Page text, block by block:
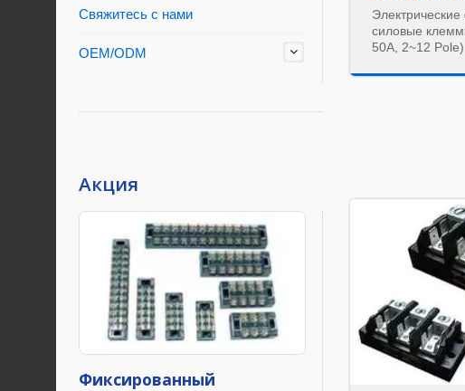
Свяжитесь с нами
OEM/ODM
Акция
Фиксированный
силовые
50A, 2~12 Pole)